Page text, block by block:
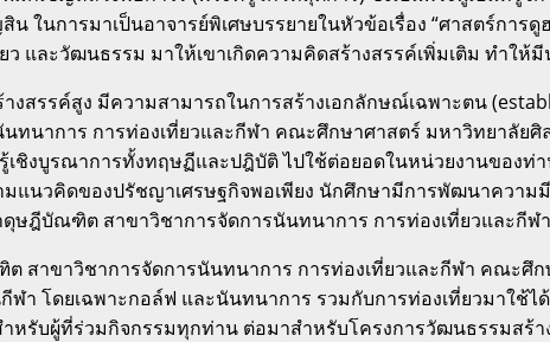
นการมาเป็นอาจารย์พิเศษบรรยายในหัวข้อเรื่อง “ศาสตร์การ
และวัฒนธรรม มาให้เขาเกิดความคิดสร้างสรรค์เพิ่มเติม ทำให้
สรรค์สูง มีความสามารถในการสร้างเอกลักษณ์เฉพาะตน
ทนาการ การท่องเที่ยวและกีฬา คณะศึกษาศาสตร์ มหาวิทยาลั
ชิงบูรณาการทั้งทฤษฏีและปฎิบัติ ไปใช้ต่อยอดในหน่วยงานของท่
แนวคิดของปรัชญาเศรษฐกิจพอเพียง นักศึกษามีการพัฒนาควา
บัณฑิต สาขาวิชาการจัดการนันทนาการ การท่องเที่ยวและกีฬ
าขาวิชาการจัดการนันทนาการ การท่องเที่ยวและกีฬา คณะศึ
โดยเฉพาะกอล์ฟ และนันทนาการ รวมกับการท่องเที่ยวมาใช้ไ
หรับผู้ที่ร่วมกิจกรรมทุกท่าน ต่อมาสำหรับโครงการวัฒนธรรมสร้